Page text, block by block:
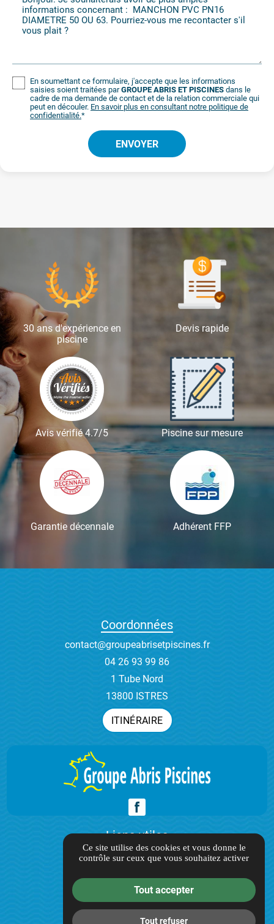
En soumettant ce formulaire, j'accepte que les informations
saisies soient traitées parGROUPE ABRIS ET PISCINESdans le
cadre de ma demande de contact et de la relation commerciale qui
peut en découler. En savoir plus en consultant notre politique de
confidentialité.*
30 ans d'expérience en
piscine
Devis rapide
Avis vérifié 4.7/5 Piscine sur mesure
Garantie décennale Adhérent FFP
Coordonnées
contact@groupeabrisetpiscines.fr
04 26 93 99 86
1 Tube Nord
13800 ISTRES
ITINÉRAIRE
Liens utiles
Guide local
Informations complémentaires
Mentions légales
Politique de confidentialité
Ce site utilise des cookies et vous donne le
contrôle sur ceux que vous souhaitez activer
Tout accepter
Tout refuser